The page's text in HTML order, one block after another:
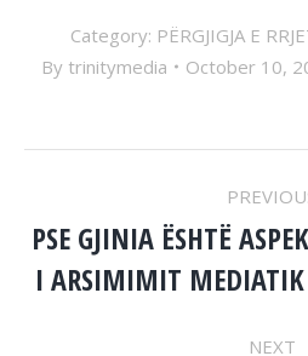
Category: PËRGJIGJA E
By trinitymedia October 10,
PSE GJINIA ËSHTË
I ARSIMIMIT MEDIATIK
NEXT